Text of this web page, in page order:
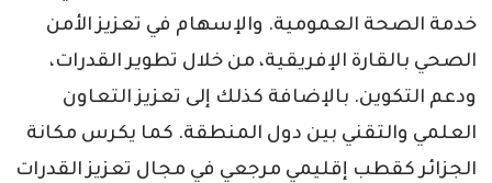
خدمة الصحة العمومية. والإسهام في تعزيز الأمن
الصحي بالقارة الإفريقية، من خلال تطوير القدرات،
ودعم التكوين. بالإضافة كذلك إلى تعزيز التعاون
العلمي والتقني بين دول المنطقة. كما يكرس مكانة
الجزائر كقطب إقليمي مرجعي في مجال تعزيز القدرات